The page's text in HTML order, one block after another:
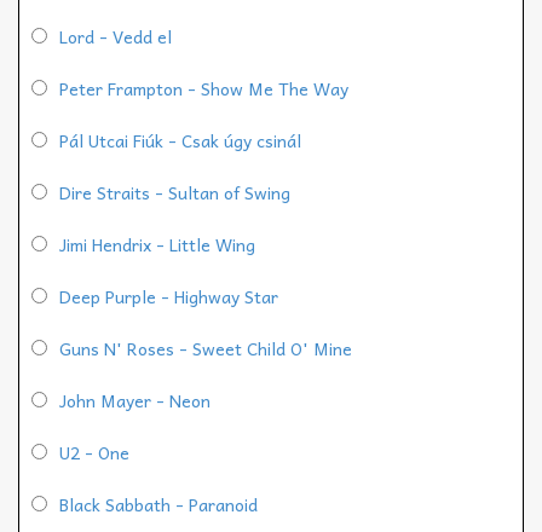
Lord - Vedd el
Peter Frampton - Show Me The Way
Pál Utcai Fiúk - Csak úgy csinál
Dire Straits - Sultan of Swing
Jimi Hendrix - Little Wing
Deep Purple - Highway Star
Guns N' Roses - Sweet Child O' Mine
John Mayer - Neon
U2 - One
Black Sabbath - Paranoid